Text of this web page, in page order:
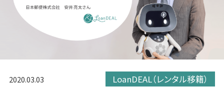
2020.03.03 LoanDEAL（レンタル移籍）